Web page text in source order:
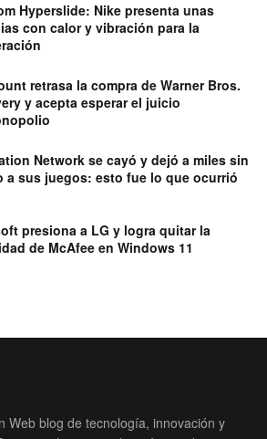
Hyperslide: Nike presenta unas
con calor y vibración para la
retrasa la compra de Warner Bros.
y acepta esperar el juicio
Network se cayó y dejó a miles sin
a sus juegos: esto fue lo que ocurrió
presiona a LG y logra quitar la
de McAfee en Windows 11
Web blog de tecnología, innovación y